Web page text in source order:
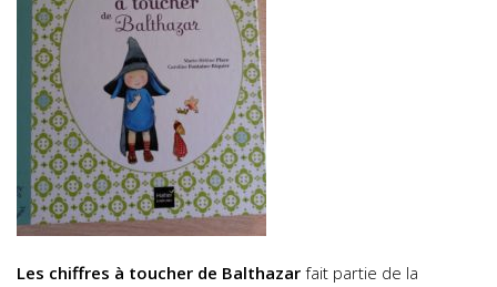
Les chiffres à toucher de Balthazar fait partie de la